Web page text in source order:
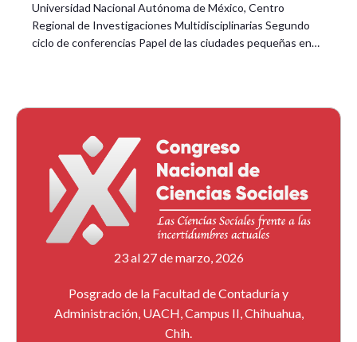
Universidad Nacional Autónoma de México, Centro
Regional de Investigaciones Multidisciplinarias Segundo
ciclo de conferencias Papel de las ciudades pequeñas en…
23 al 27 de marzo, 2026
Posgrado de la Facultad de Contaduría y
Administración, UACH, Campus II, Chihuahua,
Chih.